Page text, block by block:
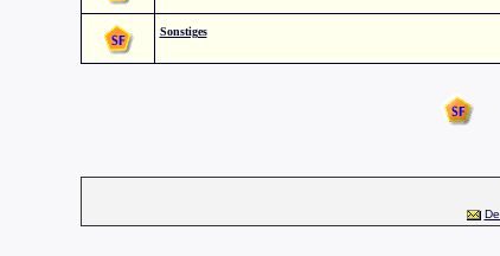
Sonstiges